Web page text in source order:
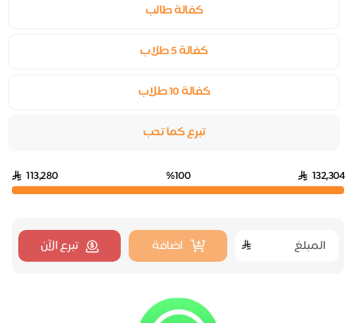
كفالة طالب
كفالة 5 طلاب
كفالة 10 طلاب
تبرع كما تحب
132,304
%100
113,280
اضافة تبرع الآن